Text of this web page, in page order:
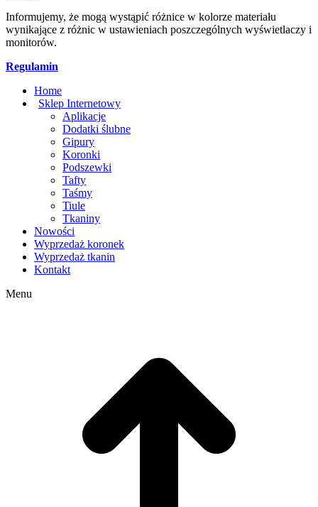
Informujemy, że mogą wystąpić różnice w kolorze materiału
wynikające z różnic w ustawieniach poszczególnych wyświetlaczy i
monitorów.
Regulamin
Home
Sklep Internetowy
Aplikacje
Dodatki ślubne
Gipury
Koronki
Podszewki
Tafty
Taśmy
Tiule
Tkaniny
Nowości
Wyprzedaż koronek
Wyprzedaż tkanin
Kontakt
Menu